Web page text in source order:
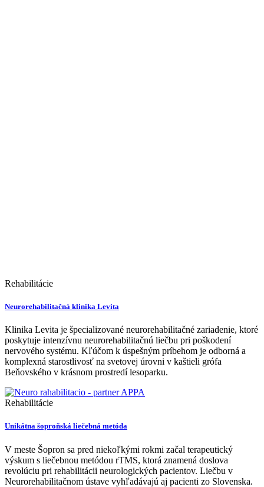
Rehabilitácie
Neurorehabilitačná klinika Levita
Klinika Levita je špecializované neurorehabilitačné zariadenie, ktoré
poskytuje intenzívnu neurorehabilitačnú liečbu pri poškodení
nervového systému. Kľúčom k úspešným príbehom je odborná a
komplexná starostlivosť na svetovej úrovni v kaštieli grófa
Beňovského v krásnom prostredí lesoparku.
Rehabilitácie
Unikátna šoproňská liečebná metóda
V meste Šopron sa pred niekoľkými rokmi začal terapeutický
výskum s liečebnou metódou rTMS, ktorá znamená doslova
revolúciu pri rehabilitácii neurologických pacientov. Liečbu v
Neurorehabilitačnom ústave vyhľadávajú aj pacienti zo Slovenska.